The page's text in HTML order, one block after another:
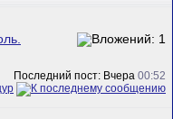
Последний пост: Вчера 00:52